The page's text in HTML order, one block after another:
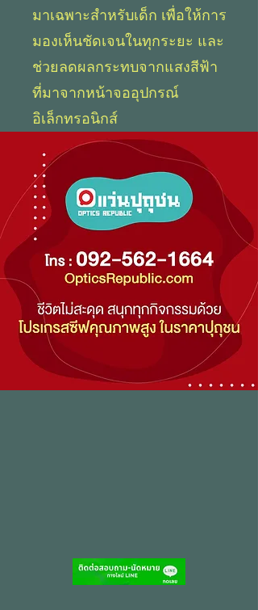
มาเฉพาะสำหรับเด็ก เพื่อให้การ
มองเห็นชัดเจนในทุกระยะ และ
ช่วยลดผลกระทบจากแสงสีฟ้า
ที่มาจากหน้าจออุปกรณ์
อิเล็กทรอนิกส์